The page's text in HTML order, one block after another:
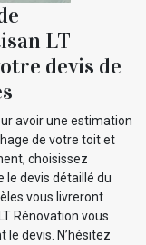
LT
devis de
avoir une estimation
de votre toit et
choisissez
le devis détaillé du
vous livreront
Rénovation vous
devis. N’hésitez